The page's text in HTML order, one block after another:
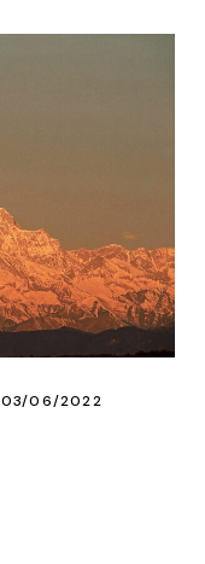
03/06/2022